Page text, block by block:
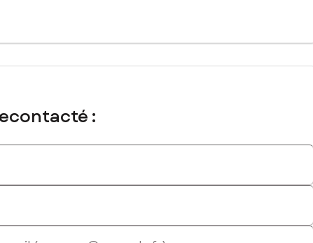
Niché sur les hauteurs boisées de Virazeil, cet
pour une résidence personnalisée, dans un
au RSAC de AGEN sous le numéro 989108790
: